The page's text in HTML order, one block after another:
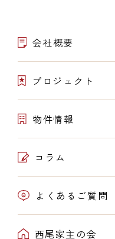
会社概要
プロジェクト
物件情報
コラム
よくあるご質問
西尾家主の会